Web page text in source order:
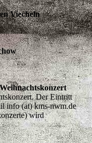
Viecheln
Der Eintritt
info (at) kms-nwm.de
wird